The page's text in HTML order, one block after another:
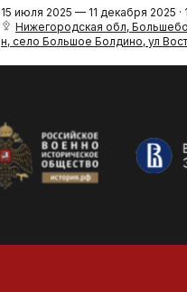
15 июля 2025 — 11 декабря 2025 ·
Нижегородская обл,
н, село Большое Болдино, ул